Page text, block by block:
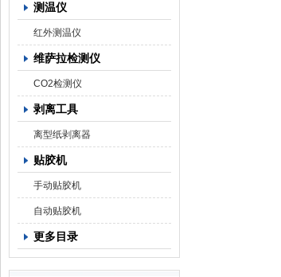
测温仪
红外测温仪
维萨拉检测仪
CO2检测仪
剥离工具
离型纸剥离器
贴胶机
手动贴胶机
自动贴胶机
更多目录